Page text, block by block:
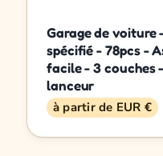
Garage de voiture
spécifié - 78pcs -
facile - 3 couches
lanceur
à partir de EUR €